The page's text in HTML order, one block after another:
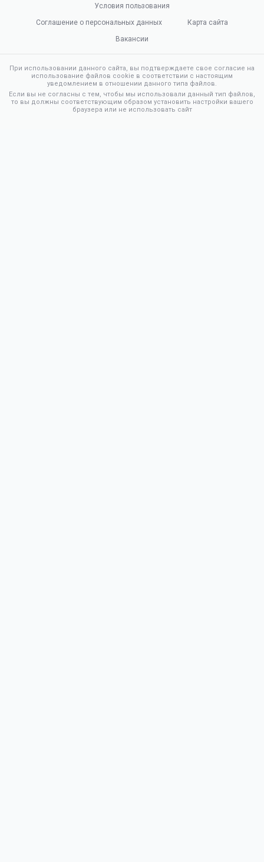
Условия пользования
Соглашение о персональных данных
Карта сайта
Вакансии
При использовании данного сайта, вы подтверждаете свое согласие на
использование файлов cookie в соответствии с настоящим
уведомлением в отношении данного типа файлов.
Если вы не согласны с тем, чтобы мы использовали данный тип файлов,
то вы должны соответствующим образом установить настройки вашего
браузера или не использовать сайт